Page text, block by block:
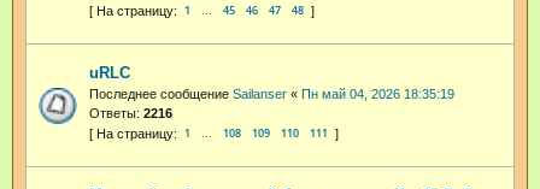
1 … 45 46 47 48
uRLC
Последнее сообщение Sailanser « Пн май 04, 2026 18:35:19
Ответы: 2216
1 … 108 109 110 111